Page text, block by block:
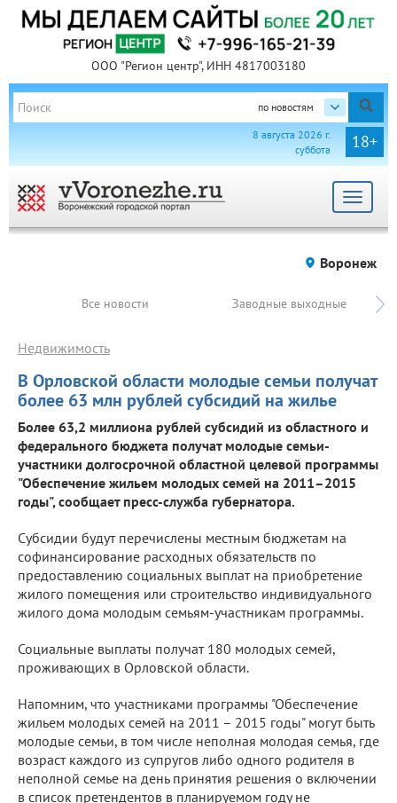
ООО "Регион центр", ИНН 4817003180
по новостям
18+
8 августа 2026 г.
суббота
Toggle
Воронеж
Все новости Заводные выходные
В Орловской области молодые семьи получат
более 63 млн рублей субсидий на жилье
Недвижимость
Более 63,2 миллиона рублей субсидий из областного и
федерального бюджета получат молодые семьи-
участники долгосрочной областной целевой программы
"Обеспечение жильем молодых семей на 2011–2015
годы", сообщает пресс-служба губернатора.
Субсидии будут перечислены местным бюджетам на
софинансирование расходных обязательств по
предоставлению социальных выплат на приобретение
жилого помещения или строительство индивидуального
жилого дома молодым семьям-участникам программы.
Социальные выплаты получат 180 молодых семей,
проживающих в Орловской области.
Напомним, что участниками программы "Обеспечение
жильем молодых семей на 2011 – 2015 годы" могут быть
молодые семьи, в том числе неполная молодая семья, где
возраст каждого из супругов либо одного родителя в
неполной семье на день принятия решения о включении
в список претендентов в планируемом году не